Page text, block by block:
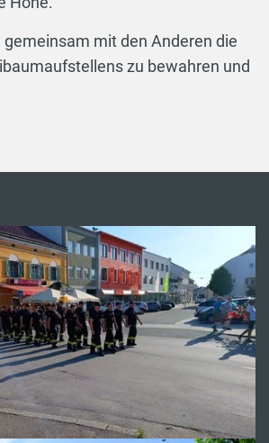
gemeinsam mit den Anderen die
zu bewahren und